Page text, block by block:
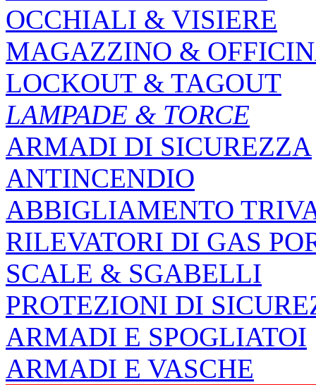
OCCHIALI & VISIERE
MAGAZZINO &
LOCKOUT & TAGOUT
LAMPADE & TORCE
ARMADI DI SICUREZZA
ANTINCENDIO
ABBIGLIAMENTO
RILEVATORI DI GAS
SCALE & SGABELLI
PROTEZIONI DI
ARMADI E SPOGLIATOI
ARMADI E VASCHE